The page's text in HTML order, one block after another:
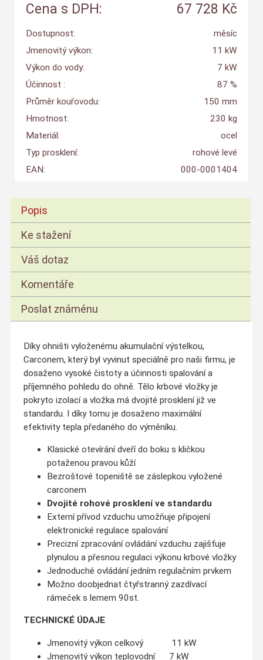
Cena s DPH: 67 728 Kč
Dostupnost:
měsíc
Jmenovitý výkon:
11 kW
Výkon do vody:
7 kW
Účinnost :
87 %
Průměr kouřovodu:
150 mm
Hmotnost:
230 kg
Materiál:
ocel
Typ prosklení:
rohové levé
EAN:
000-0001404
Popis
Ke stažení
Váš dotaz
Komentáře
Poslat známénu
Díky ohništi vyloženému akumulační výstelkou,
Carconem, který byl vyvinut speciálně pro naši firmu, je
dosaženo vysoké čistoty a účinnosti spalování a
příjemného pohledu do ohně. Tělo krbové vložky je
pokryto izolací a vložka má dvojité prosklení již ve
standardu. I díky tomu je dosaženo maximální
efektivity tepla předaného do výměníku.
Klasické otevírání dveří do boku s kličkou
potaženou pravou kůží
Bezroštové topeniště se záslepkou vyložené
carconem
Dvojité rohové prosklení ve standardu
Externí přívod vzduchu umožňuje připojení
elektronické regulace spalování
Precizní zpracování ovládání vzduchu zajišťuje
plynulou a přesnou regulaci výkonu krbové vložky
Jednoduché ovládání jedním regulačním prvkem
Možno doobjednat čtyřstranný zazdívací
rámeček s lemem 90st.
TECHNICKÉ ÚDAJE
Jmenovitý výkon celkový 11 kW
Jmenovitý výkon teplovodní 7 kW